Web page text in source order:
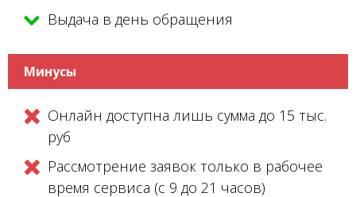
Выдача в день обращения
Минусы
Онлайн доступна лишь сумма до 15 тыс.
руб
Рассмотрение заявок только в рабочее
время сервиса (с 9 до 21 часов)